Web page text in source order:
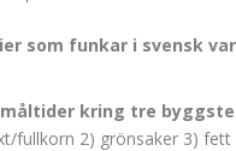
som funkar i svensk
kring tre
fullkorn 2) grönsaker 3) fett